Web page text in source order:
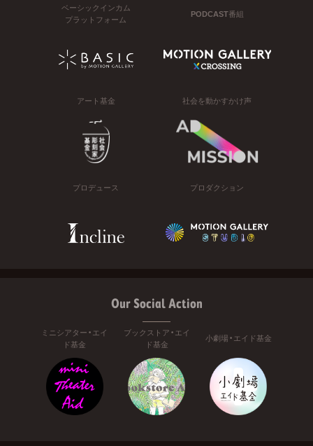
ベーシックインカム
プラットフォーム
PODCAST番組
アート基金 社会を動かすかけ声
プロデュース プロダクション
Our Social Action
ミニシアター・エイ
ド基金
ブックストア・エイ
ド基金
小劇場・エイド基金